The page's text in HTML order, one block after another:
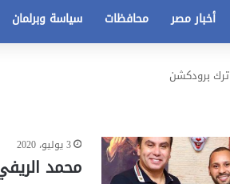
أخبار مصر محافظات سياسة وبرلمان
ترك برودكشن
3 يوليو، 2020
محمد
عاجل
أزمة
مخالفات
البناء
12 أغسطس، 2020
عاجل تطورات جديدة في